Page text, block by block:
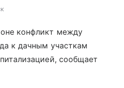
конфликт между
к дачным участкам
сообщает